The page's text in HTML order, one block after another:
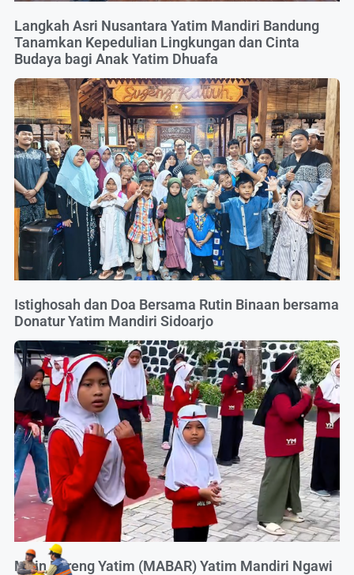
Langkah Asri Nusantara Yatim Mandiri Bandung
Tanamkan Kepedulian Lingkungan dan Cinta
Budaya bagi Anak Yatim Dhuafa
Istighosah dan Doa Bersama Rutin Binaan bersama
Donatur Yatim Mandiri Sidoarjo
Main Bareng Yatim (MABAR) Yatim Mandiri Ngawi